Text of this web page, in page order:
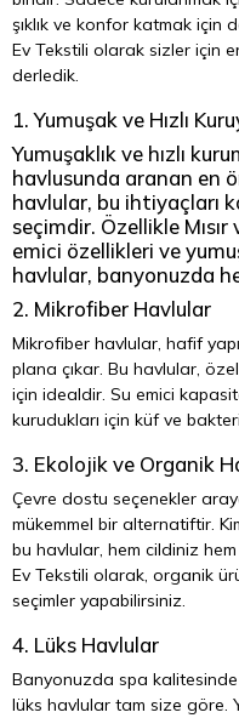
şıklık ve konfor katmak için
Ev Tekstili olarak sizler için
derledik.
1. Yumuşak ve Hızlı
Yumuşaklık ve hızlı
havlusunda aranan en
havlular, bu ihtiyaçları
seçimdir. Özellikle
emici özellikleri ve
havlular, banyonuzda
2. Mikrofiber Havlular
Mikrofiber havlular, hafif
plana çıkar. Bu havlular,
için idealdir. Su emici
kurudukları için küf ve
3. Ekolojik ve Organik
Çevre dostu seçenekler
mükemmel bir alternatiftir.
bu havlular, hem cildiniz
Ev Tekstili olarak, organik
seçimler yapabilirsiniz.
4. Lüks Havlular
Banyonuzda spa
lüks havlular tam size göre.